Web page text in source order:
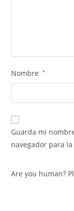
Nombre *
Guarda mi
navegador para
Are you human?